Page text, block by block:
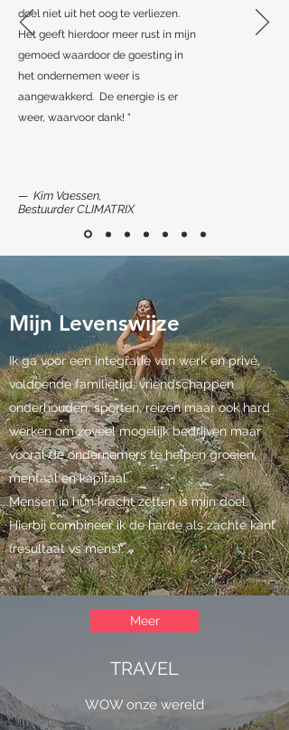
TRAVEL
WOW onze wereld
Meer
doel niet uit het oog te verliezen.
Het geeft hierdoor meer rust in mijn
gemoed waardoor de goesting in
het ondernemen weer is
aangewakkerd. De energie is er
weer, waarvoor dank! “
— Kim Vaessen,
Bestuurder CLIMATRIX
Mijn Levenswijze
Ik ga voor een integratie van werk en privé,
voldoende familietijd, vriendschappen
onderhouden, sporten, reizen maar ook hard
werken om zoveel mogelijk bedrijven maar
vooral de ondernemers te helpen groeien,
mentaal en kapitaal.
Mensen in hun kracht zetten is mijn doel.
Hierbij combineer ik de harde als zachte kant
(resultaat vs mens).